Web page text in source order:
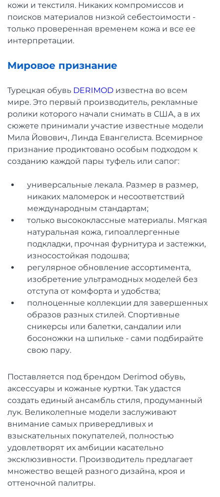
кожи и текстиля. Никаких компромиссов и
поисков материалов низкой себестоимости -
только проверенная временем кожа и все ее
интерпретации.
Мировое признание
Турецкая обувь DERIMOD известна во всем
мире. Это первый производитель, рекламные
ролики которого начали снимать в США, а в их
сюжете принимали участие известные модели
Мила Йовович, Линда Евангелиста. Всемирное
признание продиктовано особым подходом к
созданию каждой пары туфель или сапог:
универсальные лекала. Размер в размер,
никаких маломерок и несоответствий
международным стандартам;
только высококлассные материалы. Мягкая
натуральная кожа, гипоаллергенные
подкладки, прочная фурнитура и застежки,
износостойкая подошва;
регулярное обновление ассортимента,
изобретение ультрамодных моделей без
отступа от комфорта и удобства;
полноценные коллекции для завершенных
образов разных стилей. Спортивные
сникерсы или балетки, сандалии или
босоножки на шпильке - сами подбирайте
свою пару.
Поставляется под брендом Derimod обувь,
аксессуары и кожаные куртки. Так удастся
создать единый ансамбль стиля, продуманный
лук. Великолепные модели заслуживают
внимание самых привередливых и
взыскательных покупателей, полностью
удовлетворят их амбиции касательно
эксклюзивности. Производитель предлагает
множество вещей разного дизайна, кроя и
оттеночной палитры.